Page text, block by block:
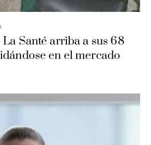
Santé arriba a sus 68
en el mercado